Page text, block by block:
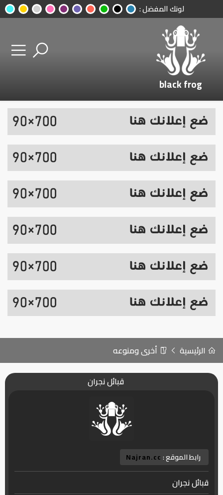
لونك المفضل :
black frog
الرئيسية أخرى ومنوعه
قبائل نجران
رابط الموقع :Najran.cc
قبائل نجران